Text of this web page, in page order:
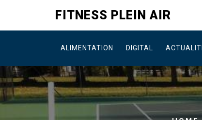
content
FITNESS PLEIN AIR
ALIMENTATION DIGITAL